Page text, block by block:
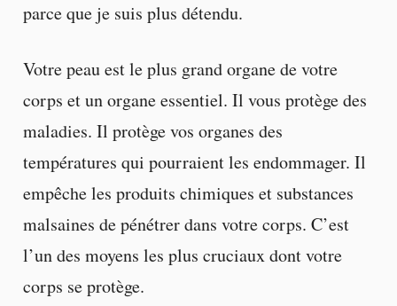
parce que je suis plus détendu.
Votre peau est le plus grand organe de votre
corps et un organe essentiel. Il vous protège des
maladies. Il protège vos organes des
températures qui pourraient les endommager. Il
empêche les produits chimiques et substances
malsaines de pénétrer dans votre corps. C’est
l’un des moyens les plus cruciaux dont votre
corps se protège.